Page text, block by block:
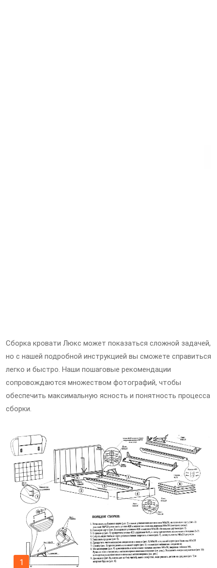
Сборка кровати Люкс может показаться сложной задачей,
но с нашей подробной инструкцией вы сможете справиться
легко и быстро. Наши пошаговые рекомендации
сопровождаются множеством фотографий, чтобы
обеспечить максимальную ясность и понятность процесса
сборки.
1